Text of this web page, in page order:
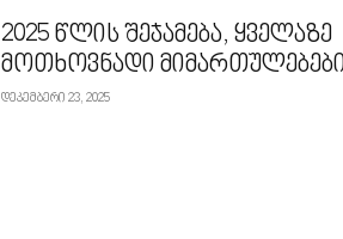
2025 წლის შეჯამება, ყველაზე
მოთხოვნადი
დეკემბერი 23, 2025